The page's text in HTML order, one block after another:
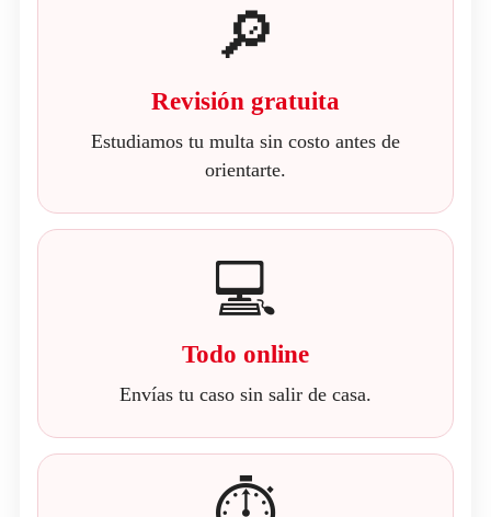
🔎
Revisión gratuita
Estudiamos tu multa sin costo antes de
orientarte.
💻
Todo online
Envías tu caso sin salir de casa.